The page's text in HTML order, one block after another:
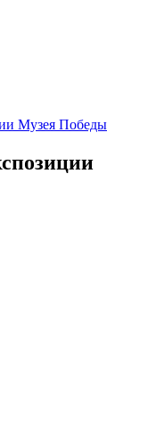
Музея Победы